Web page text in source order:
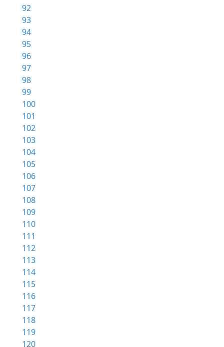
92
93
94
95
96
97
98
99
100
101
102
103
104
105
106
107
108
109
110
111
112
113
114
115
116
117
118
119
120